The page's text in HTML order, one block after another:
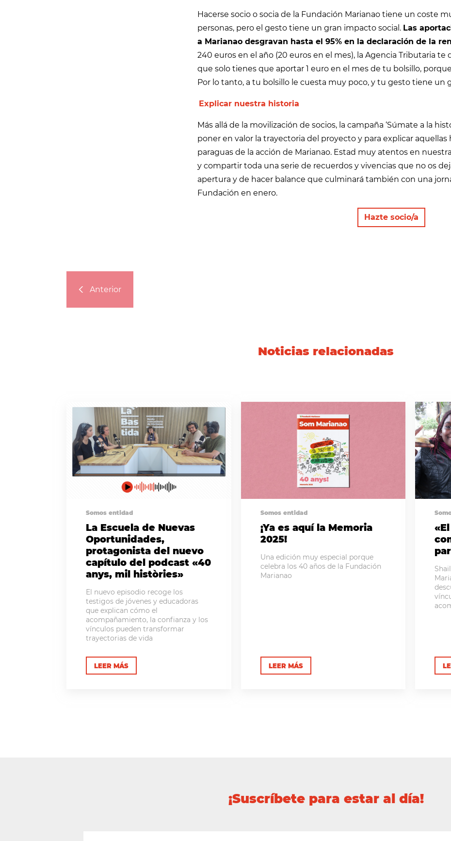
Hacerse socio o socia de la Fundación Marianao tiene un coste
personas, pero el gesto tiene un gran impacto social. Las
a Marianao desgravan hasta el 95% en la declaración de la
240 euros en el año (20 euros en el mes), la Agencia Tributaria te
que solo tienes que aportar 1 euro en el mes de tu bolsillo,
Por lo tanto, a tu bolsillo le cuesta muy poco, y tu gesto tiene un
Explicar nuestra historia
Más allá de la movilización de socios, la campaña ‘Súmate a la
poner en valor la trayectoria del proyecto y para explicar aquellas
paraguas de la acción de Marianao. Estad muy atentos en
y compartir toda una serie de recuerdos y vivencias que no os
apertura y de hacer balance que culminará también con una
Fundación en enero.
Hazte socio/a
Anterior
Noticias relacionadas
Somos entidad
La Escuela de Nuevas
Oportunidades,
protagonista del nuevo
capítulo del podcast «40
anys, mil històries»
El nuevo episodio recoge los
testigos de jóvenes y educadoras
que explican cómo el
acompañamiento, la confianza y los
vínculos pueden transformar
trayectorias de vida
LEER MÁS
Somos entidad
¡Ya es aquí la Memoria
2025!
Una edición muy especial porque
celebra los 40 años de la Fundación
Marianao
LEER MÁS
¡Suscríbete para estar al día!